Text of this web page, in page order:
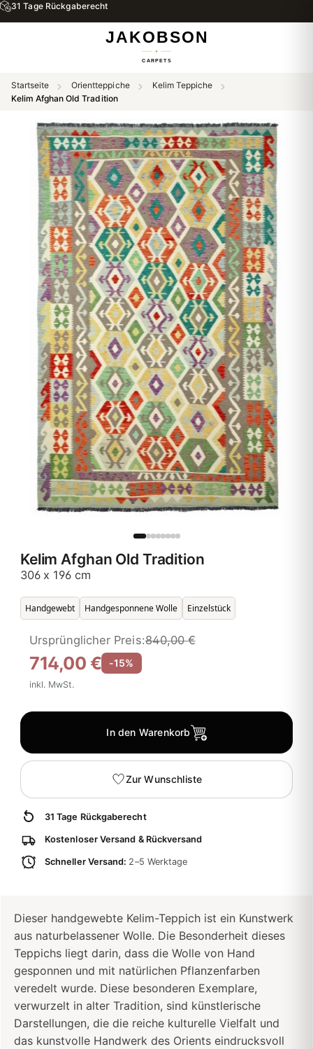
31 Tage Rückgaberecht
Startseite Orientteppiche
Kelim Teppiche
Kelim Afghan Old Tradition
Kelim Afghan Old Tradition
306 x 196 cm
Handgewebt Handgesponnene Wolle Einzelstück
714,00 €
Ursprünglicher Preis:840,00 €
-15%
inkl. MwSt.
In den Warenkorb
Zur Wunschliste
31 Tage Rückgaberecht
Kostenloser Versand & Rückversand
Schneller Versand: 2–5 Werktage
Dieser handgewebte Kelim-Teppich ist ein Kunstwerk
aus naturbelassener Wolle. Die Besonderheit dieses
Teppichs liegt darin, dass die Wolle von Hand
gesponnen und mit natürlichen Pflanzenfarben
veredelt wurde. Diese besonderen Exemplare,
verwurzelt in alter Tradition, sind künstlerische
Darstellungen, die die reiche kulturelle Vielfalt und
das kunstvolle Handwerk des Orients eindrucksvoll